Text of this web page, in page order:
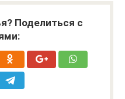
Поделиться с